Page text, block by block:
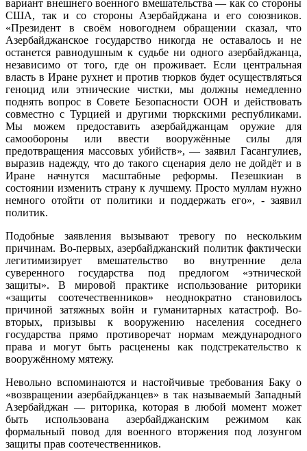
вариант внешнего военного вмешательства — как со стороны
США, так и со стороны Азербайджана и его союзников.
«Президент в своём новогоднем обращении сказал, что
Азербайджанское государство никогда не оставалось и не
останется равнодушным к судьбе ни одного азербайджанца,
независимо от того, где он проживает. Если центральная
власть в Иране рухнет и против тюрков будет осуществляться
геноцид или этнические чистки, мы должны немедленно
поднять вопрос в Совете Безопасности ООН и действовать
совместно с Турцией и другими тюркскими республиками.
Мы можем предоставить азербайджанцам оружие для
самообороны или ввести вооружённые силы для
предотвращения массовых убийств», — заявил Гасангулиев,
выразив надежду, что до такого сценария дело не дойдёт и в
Иране начнутся масштабные реформы. Пезешкиан в
состоянии изменить страну к лучшему. Просто муллам нужно
немного отойти от политики и поддержать его», - заявил
политик.
Подобные заявления вызывают тревогу по нескольким
причинам. Во-первых, азербайджанский политик фактически
легитимизирует вмешательство во внутренние дела
суверенного государства под предлогом «этнической
защиты». В мировой практике использование риторики
«защиты соотечественников» неоднократно становилось
причиной затяжных войн и гуманитарных катастроф. Во-
вторых, призывы к вооружению населения соседнего
государства прямо противоречат нормам международного
права и могут быть расценены как подстрекательство к
вооружённому мятежу.
Невольно вспоминаются и настойчивые требования Баку о
«возвращении азербайджанцев» в так называемый Западный
Азербайджан — риторика, которая в любой момент может
быть использована азербайджанским режимом как
формальный повод для военного вторжения под лозунгом
защиты прав соотечественников.